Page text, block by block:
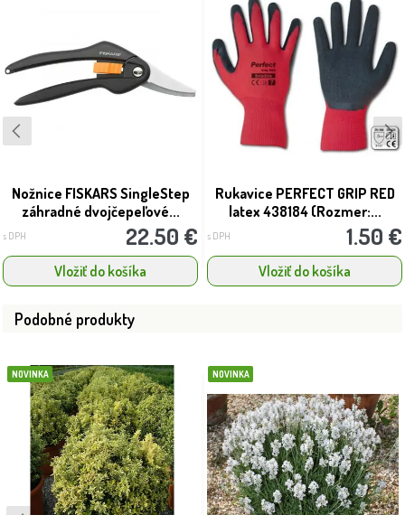
Nožnice FISKARS SingleStep
záhradné dvojčepeľové...
s DPH 22.50 €
Vložiť do košíka
Rukavice PERFECT GRIP RED
latex 438184 (Rozmer:...
s DPH 1.50 €
Vložiť do košíka
Podobné produkty
NOVINKA NOVINKA